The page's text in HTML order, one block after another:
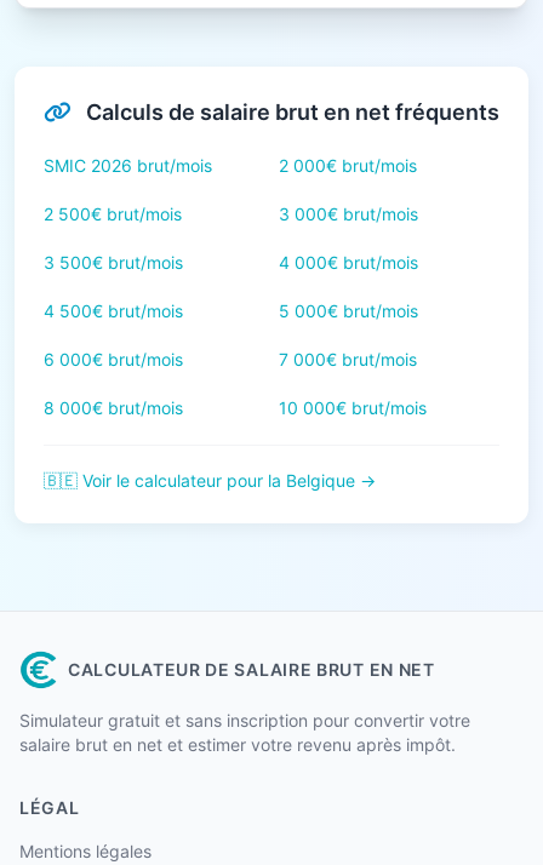
Calculs de salaire brut en net fréquents
SMIC 2026 brut/mois 2 000€ brut/mois
2 500€ brut/mois 3 000€ brut/mois
3 500€ brut/mois 4 000€ brut/mois
4 500€ brut/mois 5 000€ brut/mois
6 000€ brut/mois 7 000€ brut/mois
8 000€ brut/mois 10 000€ brut/mois
🇧🇪 Voir le calculateur pour la Belgique →
CALCULATEUR DE SALAIRE BRUT EN NET
Simulateur gratuit et sans inscription pour convertir votre
salaire brut en net et estimer votre revenu après impôt.
LÉGAL
Mentions légales